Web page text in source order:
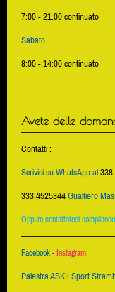
7:00 - 21.00 continuato
Sabato
8:00 - 14:00 continuato
Avete delle
Contatti :
Scrivici su WhatsApp al
333.4525344 Gualtiero
Oppure contattateci
Facebook - Instagram:
Palestra ASKII Sport